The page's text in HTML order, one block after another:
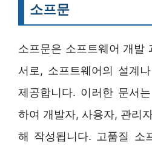
소프문
소프문은 소프트웨어 개발
서로, 소프트웨어의 설계
제공합니다. 이러한 문서
하여 개발자, 사용자, 관리
해 작성됩니다. 고품질 소